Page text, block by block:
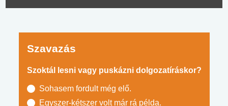
Szavazás
Szoktál lesni vagy puskázni dolgozatíráskor?
Sohasem fordult még elő.
Egyszer-kétszer volt már rá példa.